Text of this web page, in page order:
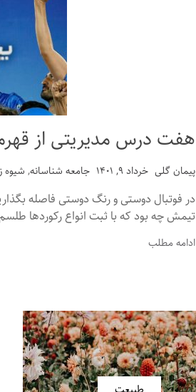
هفت درس مدیریتی از قهرمانی ۱۴۰۰
پیمان گلی خرداد ۹, ۱۴۰۱ جامعه شناسانه, شیوه
در فوتبال دوستی و رنگ دوستی فاصله
تیمش چه بود که با ثبت انواع رکوردها طلسم
ادامه مطلب